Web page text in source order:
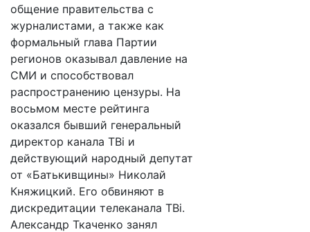
общение правительства с
журналистами, а также как
формальный глава Партии
регионов оказывал давление на
СМИ и способствовал
распространению цензуры. На
восьмом месте рейтинга
оказался бывший генеральный
директор канала ТВi и
действующий народный депутат
от «Батькивщины» Николай
Княжицкий. Его обвиняют в
дискредитации телеканала ТВi.
Александр Ткаченко занял